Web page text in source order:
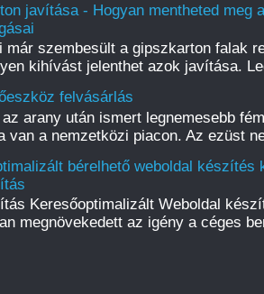
javítása - Hogyan mentheted meg
már szembesült a gipszkarton falak
kihívást jelenthet azok javítása.
felvásárlás
arany után ismert legnemesebb
van a nemzetközi piacon. Az ezüst
bérelhető weboldal készítés
Keresőoptimalizált Weboldal
megnövekedett az igény a céges